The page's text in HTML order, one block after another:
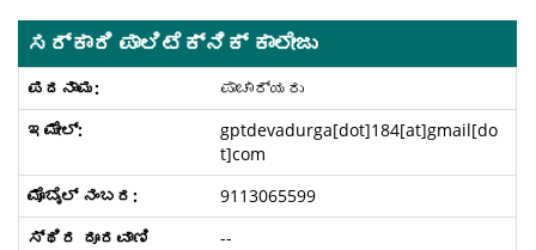
ಸರ್ಕಾರಿ ಪಾಲಿಟೆಕ್ನಿಕ್ ಕಾಲೇಜು
ಪಾಚಾರ್ಯರು
gptdevadurga[dot]184[at]gmail[do
t]com
9113065599
--